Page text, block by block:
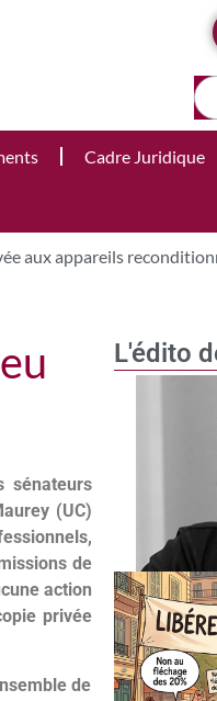
Cadre Juridique
aux appareils
L'édito
sénateurs
(UC)
de
action
privée
de